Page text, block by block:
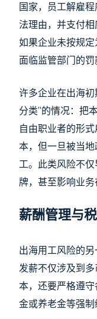
国家，员工解雇
法理由，并支付相
如果企业未按规
面临监管部门的罚
许多企业在出海
分类”的情况：把
自由职业者的形
本，但一旦被当
工。此类风险不
牌，甚至影响业务
薪酬管理与
出海用工风险的
发薪不仅涉及到
本，还要严格遵
金或养老金等强制